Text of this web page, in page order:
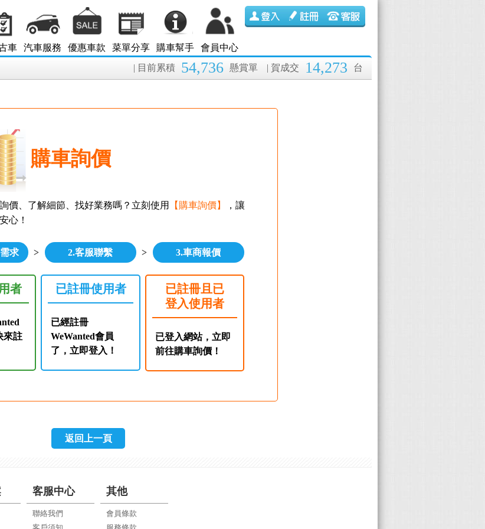
車 汽車服務 優惠車款 菜單分享 購車幫手 會員中心
| 賀成交 14,273 台
| 目前累積 54,736 懸賞單
購車詢價
價、了解細節、找好業務嗎？立刻使用 【購車詢價】
，讓
心！
求 > 2.客服聯繫 > 3.車商報價
者
來註
已註冊使用者
已經註冊
WeWanted會員
了，立即登入！
已註冊且已
登入使用者
已登入網站，立即
前往購車詢價！
返回上一頁
客服中心
聯絡我們
其他
會員條款